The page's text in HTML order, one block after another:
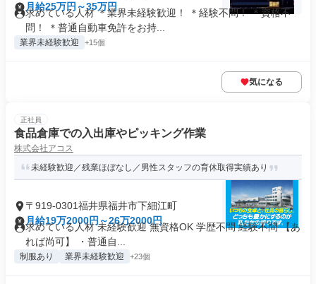
月給25万円～35万円
求めている人材 ＊業界未経験歓迎！ ＊経験不問！ ＊資格不
問！ ＊普通自動車免許をお持...
業界未経験歓迎 +15個
気になる
正社員
食品倉庫での入出庫やピッキング作業
株式会社アコス
未経験歓迎／残業ほぼなし／男性スタッフの育休取得実績あり
〒919-0301福井県福井市下細江町
月給19万2000円～26万2000円
求めている人材 未経験歓迎 無資格OK 学歴不問 経験不問 【あ
れば尚可】 ・普通自...
制服あり 業界未経験歓迎 +23個